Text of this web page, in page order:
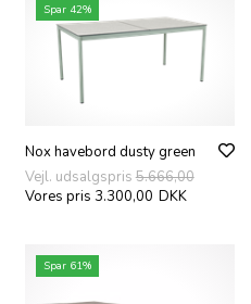
Spar 42%
Nox havebord dusty green
Vejl. udsalgspris 5.666,00
Vores pris 3.300,00 DKK
Spar 61%